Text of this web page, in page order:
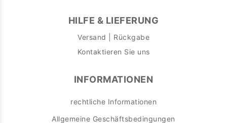
HILFE & LIEFERUNG
Versand | Rückgabe
Kontaktieren Sie uns
INFORMATIONEN
rechtliche Informationen
Allgemeine Geschäftsbedingungen